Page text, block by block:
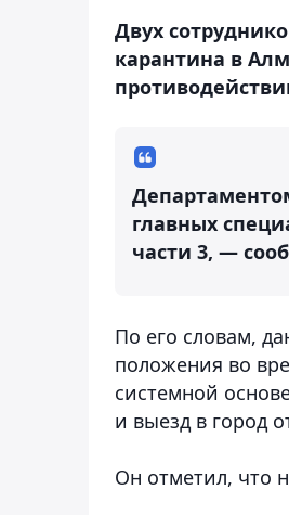
Двух
карантина в
главных
части 3, —
По его словам,
положения во
системной
и выезд в город
Он отметил, что